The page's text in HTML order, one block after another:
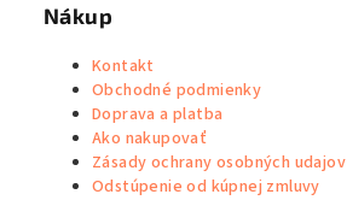
Nákup
Kontakt
Obchodné podmienky
Doprava a platba
Ako nakupovať
Zásady ochrany osobných udajov
Odstúpenie od kúpnej zmluvy